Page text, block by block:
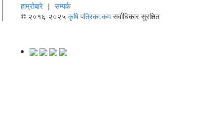
हाम्रोबारे | सम्पर्क
© २०१६-२०२५कृषि पत्रिका.कमसर्वाधिकार सुरक्षित